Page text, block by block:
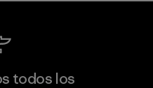
todos los